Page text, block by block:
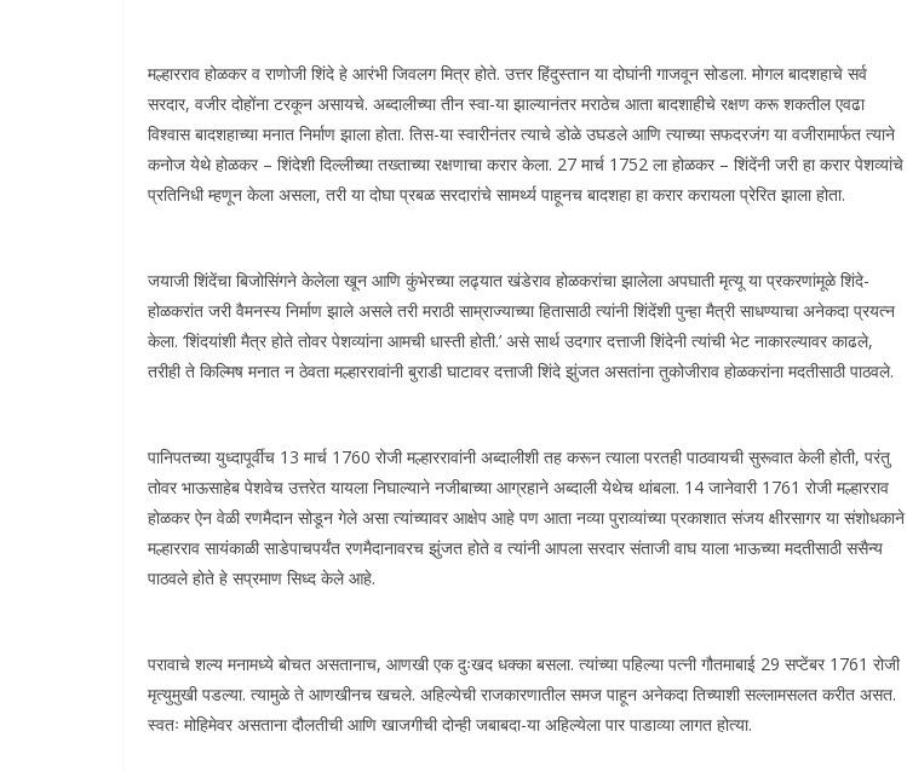
मल्हारराव होळकर व राणोजी शिंदे हे आरंभी जिवलग मित्र होते. उत्तर हिंदुस्तान या दोघांनी गाजवून सोडला. मोगल बादशहाचे सर्व
सरदार, वजीर दोहोंना टरकून असायचे. अब्दालीच्या तीन स्वा-या झाल्यानंतर मराठेच आता बादशाहीचे रक्षण करू शकतील एवढा
विश्वास बादशहाच्या मनात निर्माण झाला होता. तिस-या स्वारीनंतर त्याचे डोळे उघडले आणि त्याच्या सफदरजंग या वजीरामार्फत त्याने
कनोज येथे होळकर – शिंदेशी दिल्लीच्या तख्ताच्या रक्षणाचा करार केला. 27 मार्च 1752 ला होळकर – शिंदेंनी जरी हा करार पेशव्यांचे
प्रतिनिधी म्हणून केला असला, तरी या दोघा प्रबळ सरदारांचे सामर्थ्य पाहूनच बादशहा हा करार करायला प्रेरित झाला होता.
जयाजी शिंदेंचा बिजोसिंगने केलेला खून आणि कुंभेरच्या लढ्यात खंडेराव होळकरांचा झालेला अपघाती मृत्यू या प्रकरणांमूळे शिंदे-
होळकरांत जरी वैमनस्य निर्माण झाले असले तरी मराठी साम्राज्याच्या हितासाठी त्यांनी शिंदेंशी पुन्हा मैत्री साधण्याचा अनेकदा प्रयत्न
केला. ‘शिंदयांशी मैत्र होते तोवर पेशव्यांना आमची धास्ती होती.’ असे सार्थ उदगार दत्ताजी शिंदेनी त्यांची भेट नाकारल्यावर काढले,
तरीही ते किल्मिष मनात न ठेवता मल्हाररावांनी बुराडी घाटावर दत्ताजी शिंदे झुंजत असतांना तुकोजीराव होळकरांना मदतीसाठी पाठवले.
पानिपतच्या युध्दापूर्वीच 13 मार्च 1760 रोजी मल्हाररावांनी अब्दालीशी तह करून त्याला परतही पाठवायची सुरूवात केली होती, परंतु
तोवर भाऊसाहेब पेशवेच उत्तरेत यायला निघाल्याने नजीबाच्या आग्रहाने अब्दाली येथेच थांबला. 14 जानेवारी 1761 रोजी मल्हारराव
होळकर ऐन वेळी रणमैदान सोडून गेले असा त्यांच्यावर आक्षेप आहे पण आता नव्या पुराव्यांच्या प्रकाशात संजय क्षीरसागर या संशोधकाने
मल्हारराव सायंकाळी साडेपाचपर्यंत रणमैदानावरच झुंजत होते व त्यांनी आपला सरदार संताजी वाघ याला भाऊच्या मदतीसाठी ससैन्य
पाठवले होते हे सप्रमाण सिध्द केले आहे.
परावाचे शल्य मनामध्ये बोचत असतानाच, आणखी एक दुःखद धक्का बसला. त्यांच्या पहिल्या पत्नी गौतमाबाई 29 सप्टेंबर 1761 रोजी
मृत्युमुखी पडल्या. त्यामुळे ते आणखीनच खचले. अहिल्येची राजकारणातील समज पाहून अनेकदा तिच्याशी सल्लामसलत करीत असत.
स्वतः मोहिमेवर असताना दौलतीची आणि खाजगीची दोन्ही जबाबदा-या अहिल्येला पार पाडाव्या लागत होत्या.